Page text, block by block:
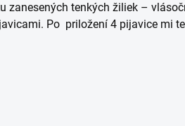
zanesených tenkých žiliek –
Po priložení 4 pijavice mi